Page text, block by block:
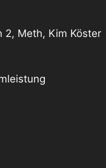
2, Meth, Kim Köster